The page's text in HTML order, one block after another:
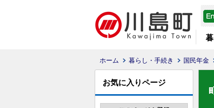
ホーム 暮らし・手続き 国民年金
お気に入りページ